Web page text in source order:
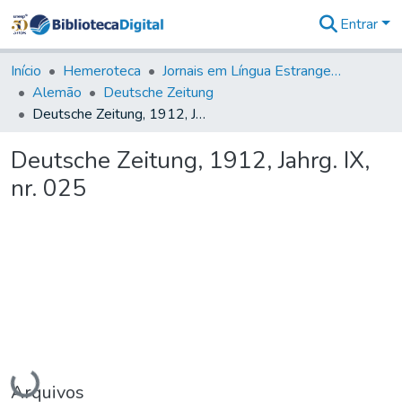
&
Coleções
Tudo na
Biblioteca
Estatísticas
Entrar
Início Hemeroteca
Jornais em Língua Estrangeira
Alemão
Deutsche Zeitung
Deutsche Zeitung, 1912, Jahrg. IX, nr. 025
Deutsche Zeitung, 1912, Jahrg. IX,
nr. 025
Carregando...
Arquivos